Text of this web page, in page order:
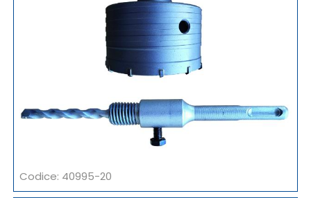
Codice: 40995-20